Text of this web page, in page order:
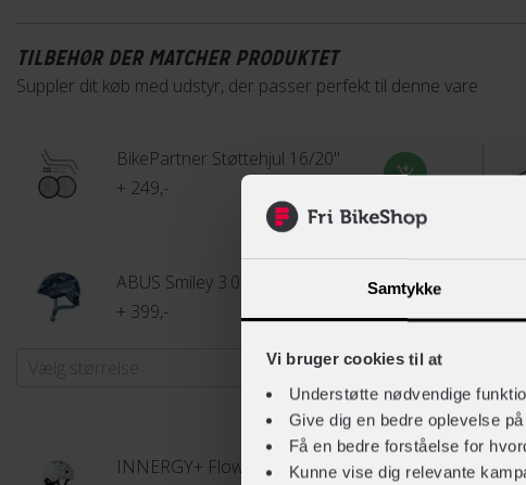
Samtykke
Vi bruger cookies til at
Understøtte nødvendige
Give dig en bedre oplevelse
Få en bedre forståelse for
Kunne vise dig relevante
TILBEHØR DER MATCHER PRODUKTET
Suppler dit køb med udstyr, der passer perfekt til denne vare
BikePartner Støttehjul 16/20"
+ 249,-
ABUS Smiley 3.0
+ 399,-
Vælg størrelse
INNERGY+ Flow Mini cykelhjelm